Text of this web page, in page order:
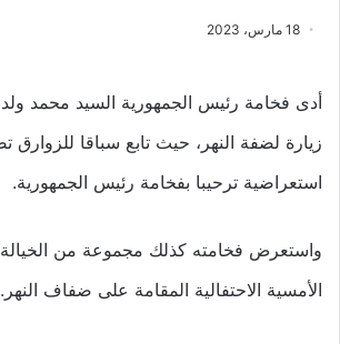
18 مارس، 2023
أدى فخامة رئيس الجمهورية السيد محمد ولد
زيارة لضفة النهر، حيث تابع سباقا
استعراضية ترحيبا بفخامة رئيس الجمهورية.
واستعرض فخامته كذلك مجموعة من
الأمسية الاحتفالية المقامة على ضفاف النهر.